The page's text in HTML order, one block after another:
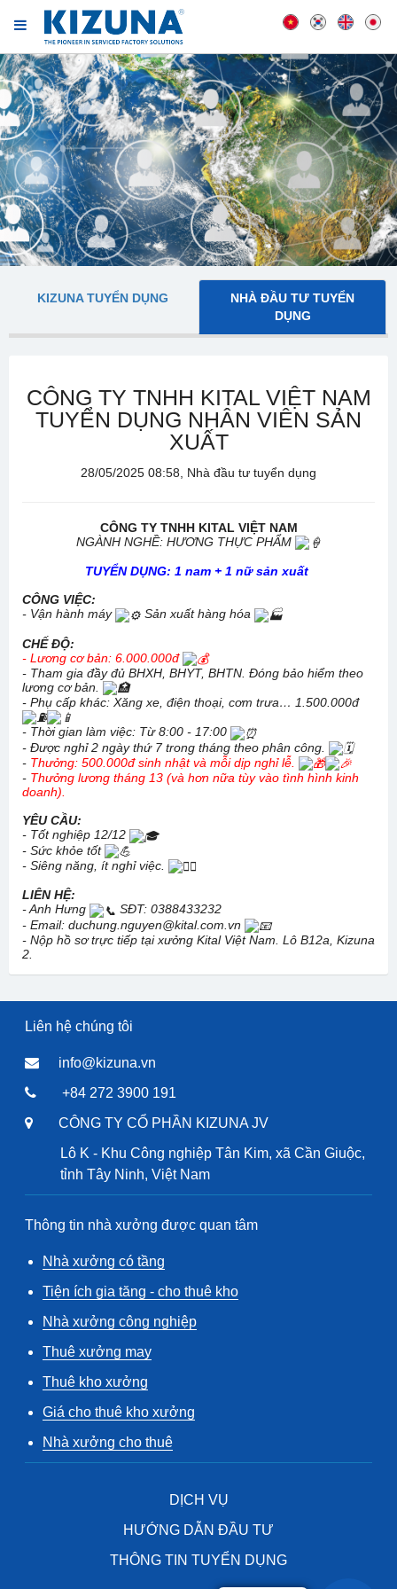
KIZUNA TUYỂN DỤNG
NHÀ ĐẦU TƯ TUYỂN
DỤNG
CÔNG TY TNHH KITAL VIỆT NAM
TUYỂN DỤNG NHÂN VIÊN SẢN
XUẤT
28/05/2025 08:58, Nhà đầu tư tuyển dụng
CÔNG TY TNHH KITAL VIỆT NAM
NGÀNH NGHỀ: HƯƠNG THỰC PHẨM
TUYỂN DỤNG: 1 nam + 1 nữ sản xuất
CÔNG VIỆC:
- Vận hành máy
Sản xuất hàng hóa
CHẾ ĐỘ:
- Lương cơ bản: 6.000.000đ
- Tham gia đầy đủ BHXH, BHYT, BHTN. Đóng bảo hiểm theo
lương cơ bản.
- Phụ cấp khác: Xăng xe, điện thoại, cơm trưa… 1.500.000đ
- Thời gian làm việc: Từ 8:00 - 17:00
- Được nghỉ 2 ngày thứ 7 trong tháng theo phân công.
- Thưởng: 500.000đ sinh nhật và mỗi dịp nghỉ lễ.
- Thưởng lương tháng 13 (và hơn nữa tùy vào tình hình kinh
doanh).
YÊU CẦU:
- Tốt nghiệp 12/12
- Sức khỏe tốt
- Siêng năng, ít nghỉ việc.
LIÊN HỆ:
- Anh Hưng
SĐT: 0388433232
- Email: duchung.nguyen@kital.com.vn
- Nộp hồ sơ trực tiếp tại xưởng Kital Việt Nam. Lô B12a, Kizuna
2.
Liên hệ chúng tôi
info@kizuna.vn
+84 272 3900 191
CÔNG TY CỔ PHẦN KIZUNA JV
Lô K - Khu Công nghiệp Tân Kim, xã Cần Giuộc,
tỉnh Tây Ninh, Việt Nam
Thông tin nhà xưởng được quan tâm
Nhà xưởng có tầng
Tiện ích gia tăng - cho thuê kho
Nhà xưởng công nghiệp
Thuê xưởng may
Thuê kho xưởng
Giá cho thuê kho xưởng
Nhà xưởng cho thuê
DỊCH VỤ
HƯỚNG DẪN ĐẦU TƯ
THÔNG TIN TUYỂN DỤNG